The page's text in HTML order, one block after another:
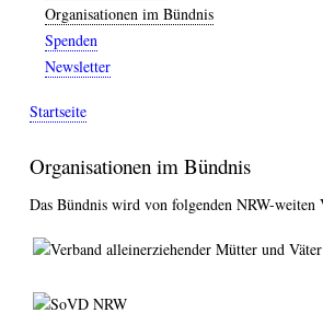
Organisationen im Bündnis
Spenden
Newsletter
Breadcrumb
Startseite
Organisationen im Bündnis
Das Bündnis wird von folgenden NRW-weiten